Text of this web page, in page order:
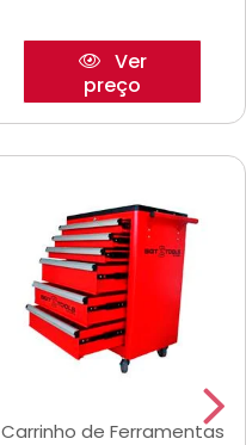
Ver
preço
Carrinho de Ferramentas